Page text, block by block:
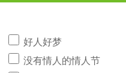
好人好梦
没有情人的情人节